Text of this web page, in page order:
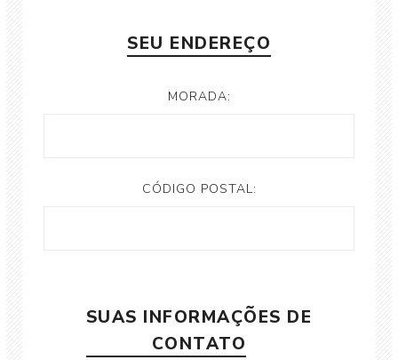
SEU ENDEREÇO
MORADA:
CÓDIGO POSTAL:
SUAS INFORMAÇÕES DE
CONTATO